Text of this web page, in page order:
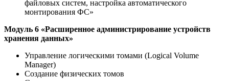
файловых систем, настройка автоматического
монтирования ФС»
Модуль 6 «Расширенное администрирование устройств
хранения данных»
Управление логическими томами (Logical Volume
Manager)
Создание физических томов